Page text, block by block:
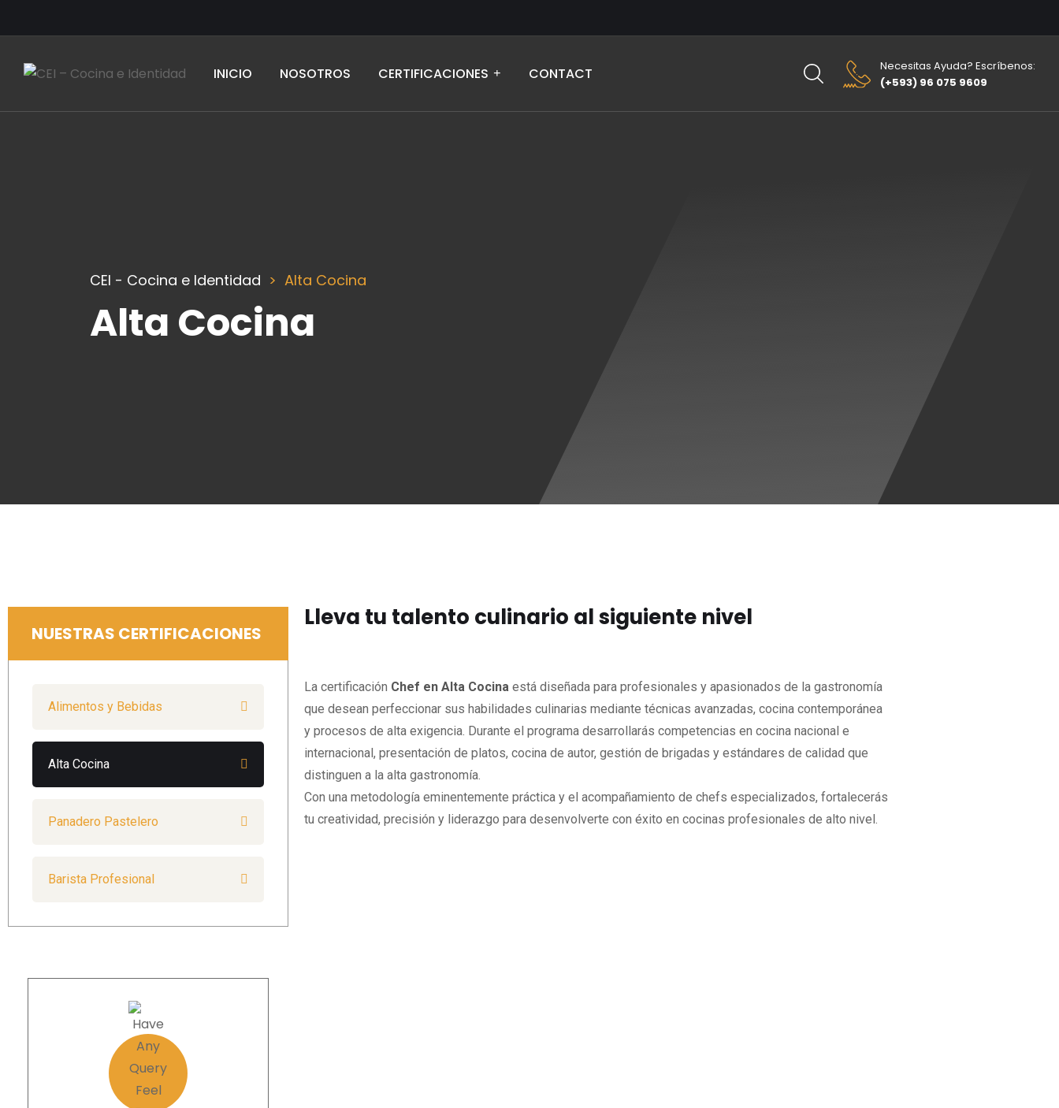
INICIO NOSOTROS CERTIFICACIONES CONTACT
Necesitas Ayuda? Escríbenos:
(+593) 96 075 9609
CEI - Cocina e Identidad Alta Cocina
Alta Cocina
NUESTRAS CERTIFICACIONES
Alimentos y Bebidas
Alta Cocina
Panadero Pastelero
Barista Profesional
Lleva tu talento culinario al siguiente nivel
La certificación Chef en Alta Cocina está diseñada para profesionales y apasionados de la gastronomía
que desean perfeccionar sus habilidades culinarias mediante técnicas avanzadas, cocina contemporánea
y procesos de alta exigencia. Durante el programa desarrollarás competencias en cocina nacional e
internacional, presentación de platos, cocina de autor, gestión de brigadas y estándares de calidad que
distinguen a la alta gastronomía.
Con una metodología eminentemente práctica y el acompañamiento de chefs especializados, fortalecerás
tu creatividad, precisión y liderazgo para desenvolverte con éxito en cocinas profesionales de alto nivel.